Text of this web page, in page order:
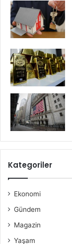
Kategoriler
Ekonomi
Gündem
Magazin
Yaşam